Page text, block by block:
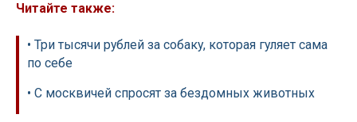
Читайте также:
• Три тысячи рублей за собаку, которая гуляет сама
по себе
• С москвичей спросят за бездомных животных